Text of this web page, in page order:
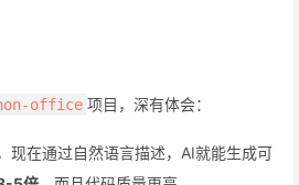
office 项目，深有体会：
现在通过自然语言描述，AI就能生成可